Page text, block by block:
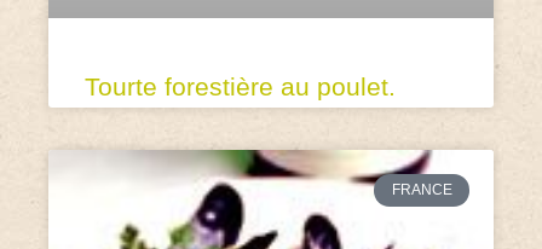
Tourte forestière au poulet.
FRANCE